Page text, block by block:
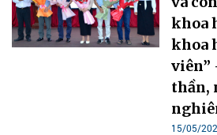
khoa
khoa
viên”
thần,
15/05/